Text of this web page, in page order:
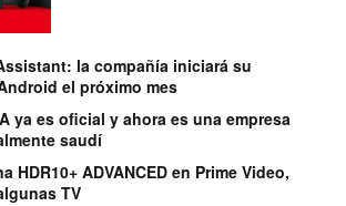
la compañía iniciará su
el próximo mes
ya es oficial y ahora es una empresa
saudí
HDR10+ ADVANCED en Prime Video,
TV